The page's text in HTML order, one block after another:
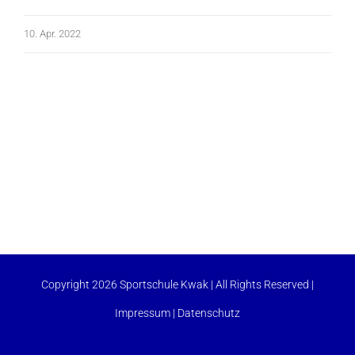
10. Apr. 2022
Copyright 2026 Sportschule Kwak | All Rights Reserved |
Impressum | Datenschutz